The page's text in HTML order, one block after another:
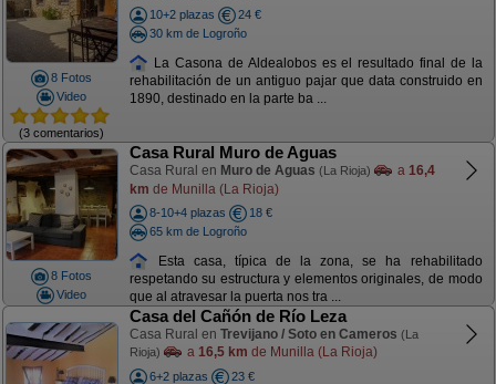
8 Fotos
Video
(3 comentarios)
10+2 plazas
24 €
30 km de Logroño
La Casona de Aldealobos es el resultado final de la
rehabilitación de un antiguo pajar que data construido en
1890, destinado en la parte ba ...
8 Fotos
Video
Casa Rural Muro de Aguas
Casa Rural en Muro de Aguas (La Rioja) a 16,4
km de Munilla (La Rioja)
8-10+4 plazas
18 €
65 km de Logroño
Esta casa, típica de la zona, se ha rehabilitado
respetando su estructura y elementos originales, de modo
que al atravesar la puerta nos tra ...
Casa del Cañón de Río Leza
Casa Rural en Trevijano / Soto en Cameros (La
Rioja)
a 16,5 km de Munilla (La Rioja)
6+2 plazas
23 €